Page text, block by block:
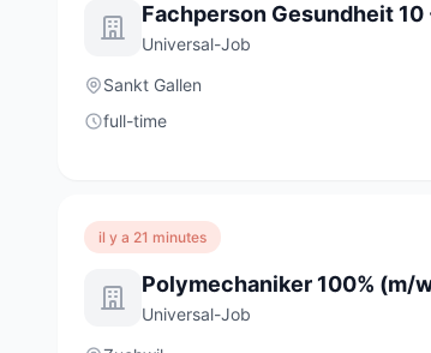
Fachperson Gesundheit
Universal-Job
Sankt Gallen
full-time
il y a 21 minutes
Polymechaniker 100% (m/
Universal-Job